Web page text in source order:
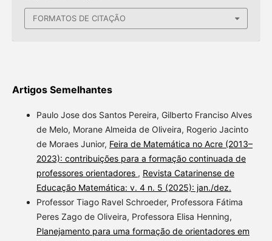
FORMATOS DE CITAÇÃO
Artigos Semelhantes
Paulo Jose dos Santos Pereira, Gilberto Franciso Alves
de Melo, Morane Almeida de Oliveira, Rogerio Jacinto
de Moraes Junior, Feira de Matemática no Acre (2013–
2023): contribuições para a formação continuada de
professores orientadores , Revista Catarinense de
Educação Matemática: v. 4 n. 5 (2025): jan./dez.
Professor Tiago Ravel Schroeder, Professora Fátima
Peres Zago de Oliveira, Professora Elisa Henning,
Planejamento para uma formação de orientadores em